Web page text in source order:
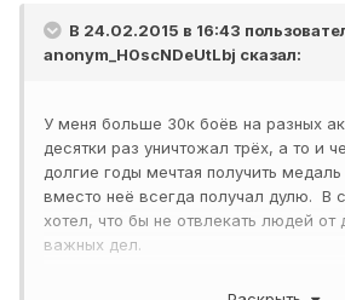
В 24.02.2015 в 16:43
anonym_H0scNDeUtLbj сказал:
У меня больше 30к боёв на разных
десятки раз уничтожал трёх, а то и
долгие годы мечтая получить
вместо неё всегда получал дулю. В
хотел, что бы не отвлекать людей от
важных дел.